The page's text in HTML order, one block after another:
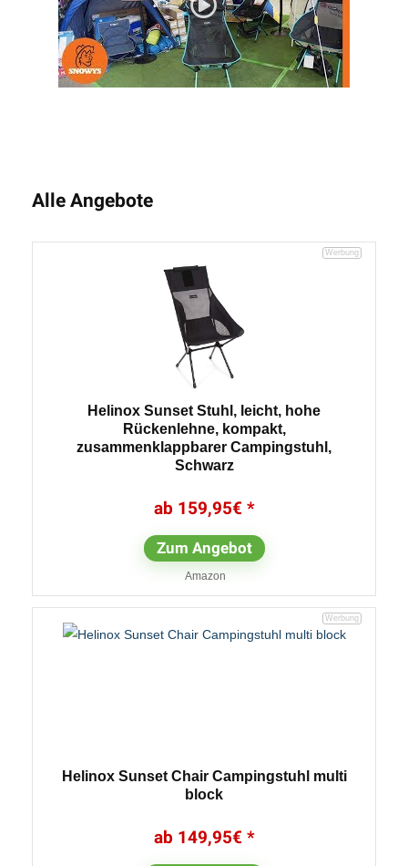
Alle Angebote
Helinox Sunset Stuhl, leicht, hohe
Rückenlehne, kompakt,
zusammenklappbarer Campingstuhl,
Schwarz
159,95€
Zum Angebot
Amazon
Helinox Sunset Chair Campingstuhl multi
block
149,95€